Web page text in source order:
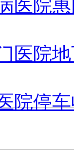
医院
医院
院停